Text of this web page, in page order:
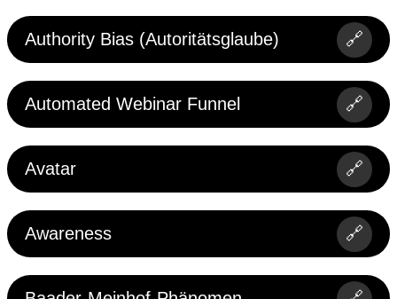
Authority Bias (Autoritätsglaube) 🔗
Automated Webinar Funnel 🔗
Avatar 🔗
Awareness 🔗